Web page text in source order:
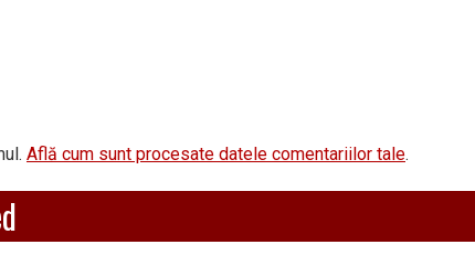
Află cum sunt procesate datele comentariilor tale.